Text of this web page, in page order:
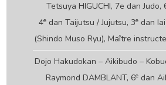
Tetsuya HIGUCHI, 7e dan Judo,
4e dan Taijutsu / Jujutsu, 3e dan
(Shindo Muso Ryu), Maître
Dojo Hakudokan – Aikibudo –
Raymond DAMBLANT, 6edan